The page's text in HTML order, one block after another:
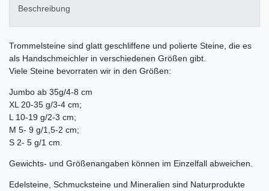
Beschreibung
Trommelsteine sind glatt geschliffene und polierte Steine, die es
als Handschmeichler in verschiedenen Größen gibt.
Viele Steine bevorraten wir in den Größen:
Jumbo ab 35g/4-8 cm
XL 20-35 g/3-4 cm;
L 10-19 g/2-3 cm;
M 5- 9 g/1,5-2 cm;
S 2- 5 g/1 cm.
Gewichts- und Größenangaben können im Einzelfall abweichen.
Edelsteine, Schmucksteine und Mineralien sind Naturprodukte